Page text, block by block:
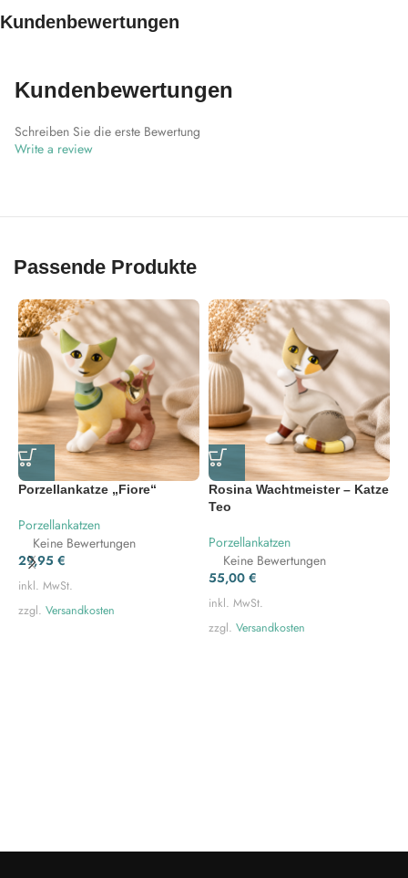
Kundenbewertungen
Kundenbewertungen
Schreiben Sie die erste Bewertung
Write a review
Passende Produkte
Porzellankatze „Fiore“
Porzellankatzen
Keine Bewertungen
29,95 €
inkl. MwSt.
zzgl. Versandkosten
Rosina Wachtmeister – Katze
Teo
Porzellankatzen
Keine Bewertungen
55,00 €
inkl. MwSt.
zzgl. Versandkosten